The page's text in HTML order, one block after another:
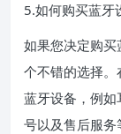
5.如何购买蓝牙
如果您决定购
个不错的选择
蓝牙设备，例
号以及售后服